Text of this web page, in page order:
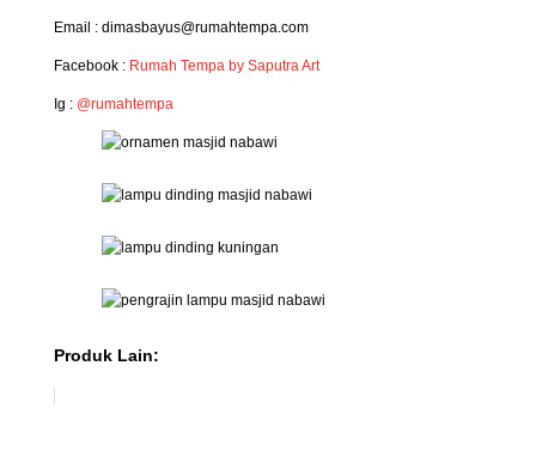
Email : dimasbayus@rumahtempa.com
Facebook : Rumah Tempa by Saputra Art
Ig : @rumahtempa
Produk Lain: